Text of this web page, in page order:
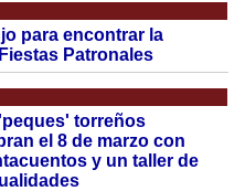
para encontrar la
Patronales
torreños
el 8 de marzo con
y un taller de